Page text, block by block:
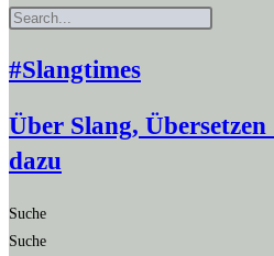
#Slangtimes
Über Slang,
dazu
Suche
Suche